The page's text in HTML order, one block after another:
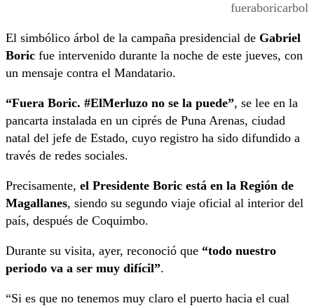
fueraboricarbol
El simbólico árbol de la campaña presidencial de Gabriel
Boric fue intervenido durante la noche de este jueves, con
un mensaje contra el Mandatario.
“Fuera Boric. #ElMerluzo no se la puede”, se lee en la
pancarta instalada en un ciprés de Puna Arenas, ciudad
natal del jefe de Estado, cuyo registro ha sido difundido a
través de redes sociales.
Precisamente, el Presidente Boric está en la Región de
Magallanes, siendo su segundo viaje oficial al interior del
país, después de Coquimbo.
Durante su visita, ayer, reconoció que “todo nuestro
periodo va a ser muy difícil”.
“Si es que no tenemos muy claro el puerto hacia el cual